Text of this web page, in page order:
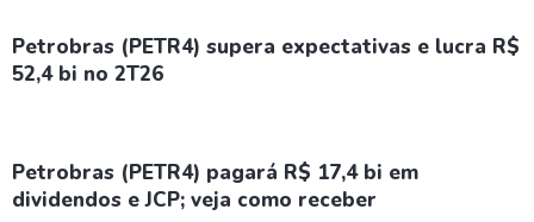
Petrobras (PETR4) supera expectativas e lucra R$
52,4 bi no 2T26
Petrobras (PETR4) pagará R$ 17,4 bi em
dividendos e JCP; veja como receber